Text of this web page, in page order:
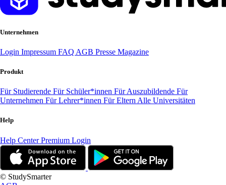
Unternehmen
Login Impressum FAQ AGB Presse Magazine
Produkt
Für Studierende Für Schüler*innen Für Auszubildende Für
Unternehmen Für Lehrer*innen Für Eltern Alle Universitäten
Help
Help CenterPremium Login
© StudySmarter